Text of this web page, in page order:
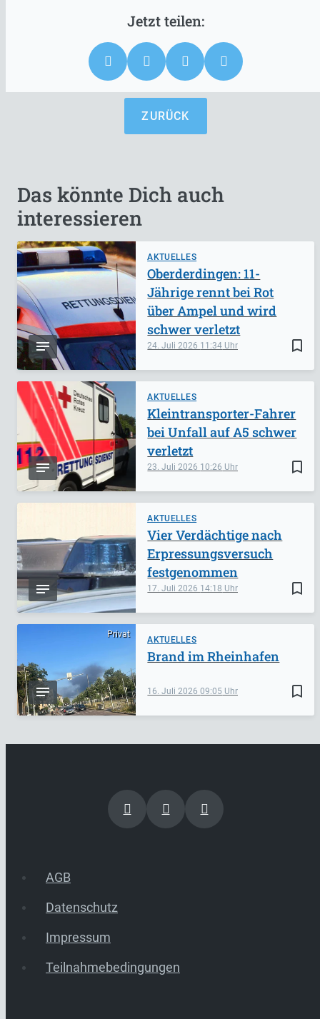
ZURÜCK
Das könnte Dich auch
interessieren
AKTUELLES
bookmark_border
24. Juli 2026 11:34
Oberderdingen: 11-
Jährige rennt bei Rot
über Ampel und wird
schwer verletzt
AKTUELLES
bookmark_border
23. Juli 2026 10:26
Kleintransporter-Fahrer
bei Unfall auf A5 schwer
verletzt
AKTUELLES
bookmark_border
17. Juli 2026 14:18
Vier Verdächtige nach
Erpressungsversuch
festgenommen
Privat
AKTUELLES
bookmark_border
16. Juli 202609:05
Brand im Rheinhafen
AGB
Datenschutz
Impressum
Teilnahmebedingungen